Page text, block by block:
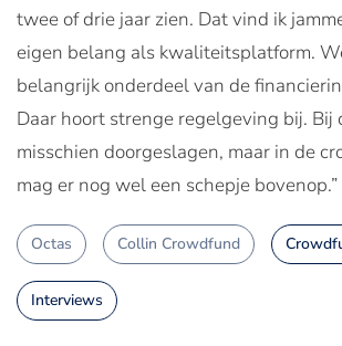
twee of drie jaar zien. Dat vind ik
eigen belang als kwaliteitsplatform.
belangrijk onderdeel van de
Daar hoort strenge regelgeving bij. Bij
misschien doorgeslagen, maar in de
mag er nog wel een schepje bovenop.”
Octas Collin Crowdfund
Interviews